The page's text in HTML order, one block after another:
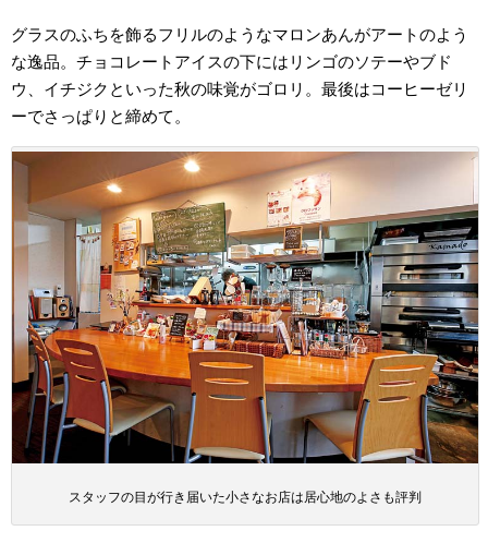
グラスのふちを飾るフリルのようなマロンあんがアートのよう
な逸品。チョコレートアイスの下にはリンゴのソテーやブド
ウ、イチジクといった秋の味覚がゴロリ。最後はコーヒーゼリ
ーでさっぱりと締めて。
スタッフの目が行き届いた小さなお店は居心地のよさも評判